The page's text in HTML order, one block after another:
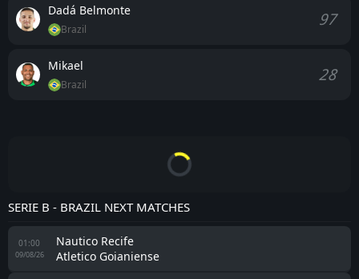
Dadá Belmonte
Brazil 97
Mikael
Brazil 28
SERIE B - BRAZIL NEXT MATCHES
01:00
09/08/26
Nautico Recife
Atletico Goianiense